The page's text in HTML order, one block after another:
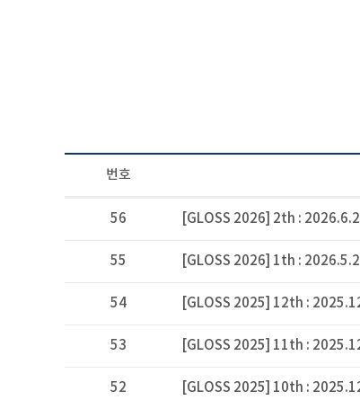
번호
56 [GLOSS 2026] 2th :
55 [GLOSS 2026] 1th :
54 [GLOSS 2025] 12th :
53 [GLOSS 2025] 11th :
52 [GLOSS 2025] 10th :